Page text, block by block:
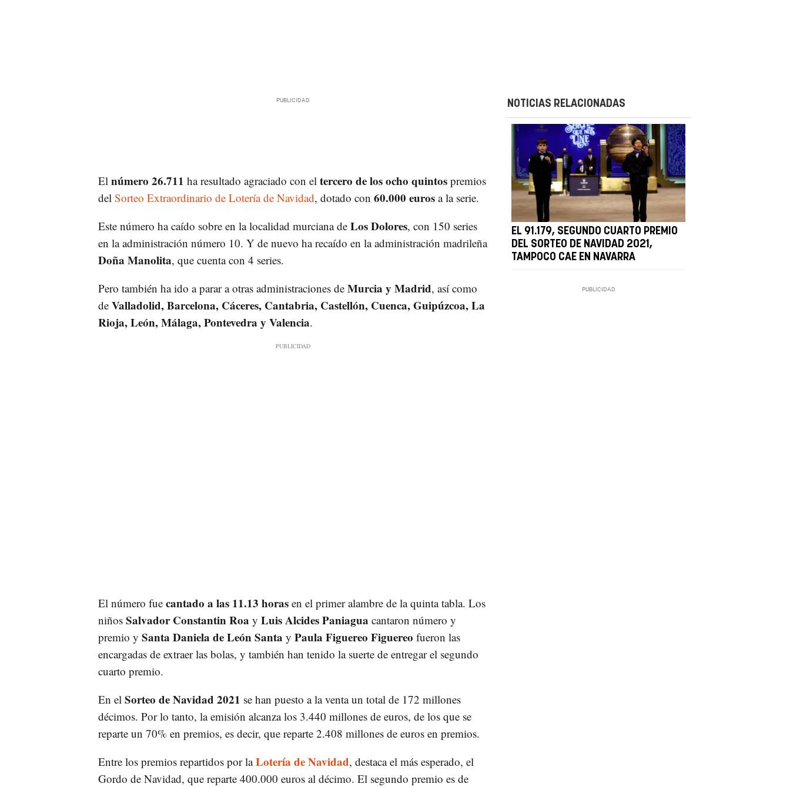
El número 26.711 ha resultado agraciado con el tercero de los ocho quintospremios
del Sorteo Extraordinario de Lotería de Navidad, dotado con 60.000 eurosa la serie.
Este número ha caído sobre en la localidad murciana de Los Dolores, con 150 series
en la administración número 10. Y de nuevo ha recaído en la administración madrileña
Doña Manolita, que cuenta con 4 series.
Pero también ha ido a parar a otras administraciones de Murcia y Madrid, así como
de Valladolid, Barcelona, Cáceres, Cantabria, Castellón, Cuenca, Guipúzcoa, La
Rioja, León, Málaga, Pontevedra y Valencia.
El número fuecantado a las 11.13 horasen el primer alambre de la quinta tabla. Los
niños Salvador Constantin Roa y Luis Alcides Paniagua cantaron número y
premio y Santa Daniela de León Santa y Paula Figuereo Figuereo fueron las
encargadas de extraer las bolas, y también han tenido la suerte de entregar el segundo
cuarto premio.
En el Sorteo de Navidad 2021 se han puesto a la venta un total de 172 millones
décimos. Por lo tanto, la emisión alcanza los 3.440 millones de euros, de los que se
reparte un 70% en premios, es decir, que reparte 2.408 millones de euros en premios.
Entre los premios repartidos por laLotería de Navidad, destaca el más esperado, el
Gordo de Navidad, que reparte 400.000 euros al décimo. El segundo premio es de
NOTICIAS RELACIONADAS
EL 91.179, SEGUNDO CUARTO PREMIO
DEL SORTEO DE NAVIDAD 2021,
TAMPOCO CAE EN NAVARRA